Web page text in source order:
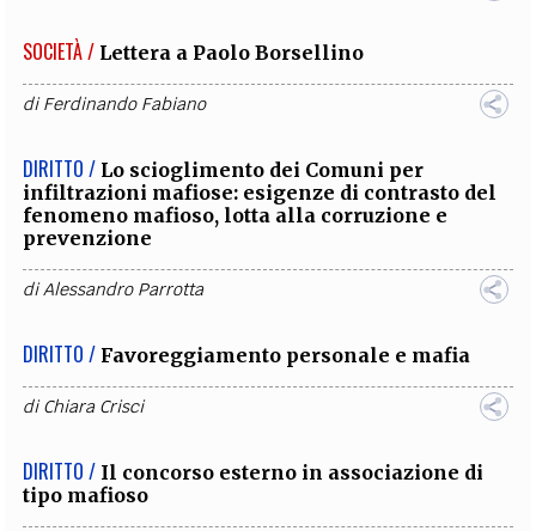
SOCIETÀ / Lettera a Paolo Borsellino
diFerdinando Fabiano
DIRITTO / Lo scioglimento dei Comuni per
infiltrazioni mafiose: esigenze di contrasto del
fenomeno mafioso, lotta alla corruzione e
prevenzione
diAlessandro Parrotta
DIRITTO / Favoreggiamento personale e mafia
diChiara Crisci
DIRITTO / Il concorso esterno in associazione di
tipo mafioso